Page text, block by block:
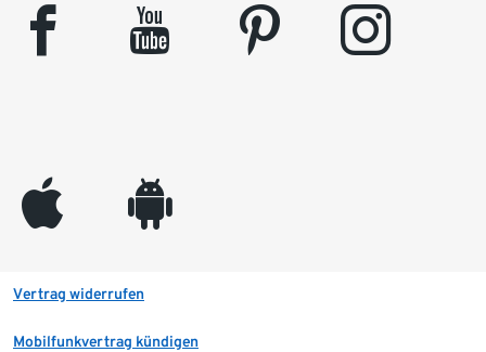
facebook youtube pinterest instagram
appleinc android
Vertrag widerrufen
Mobilfunkvertrag kündigen